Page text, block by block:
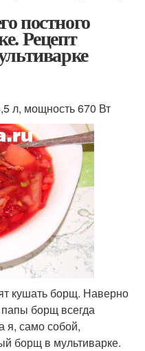
постного
Рецепт
л, мощность 670 Вт
кушать борщ. Наверно
борщ всегда
я, само собой,
борщ в мультиварке.